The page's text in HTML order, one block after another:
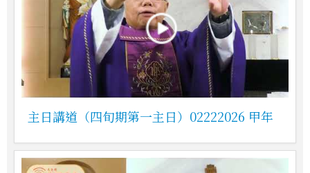
主日講道（四旬期第一主日）02222026 甲年